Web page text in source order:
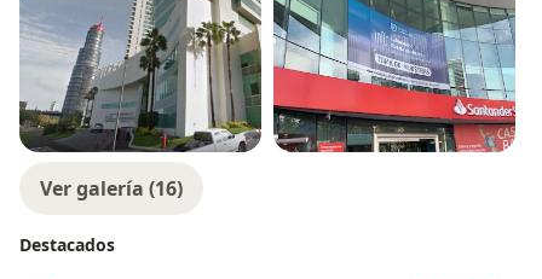
Ver galería (16)
Destacados